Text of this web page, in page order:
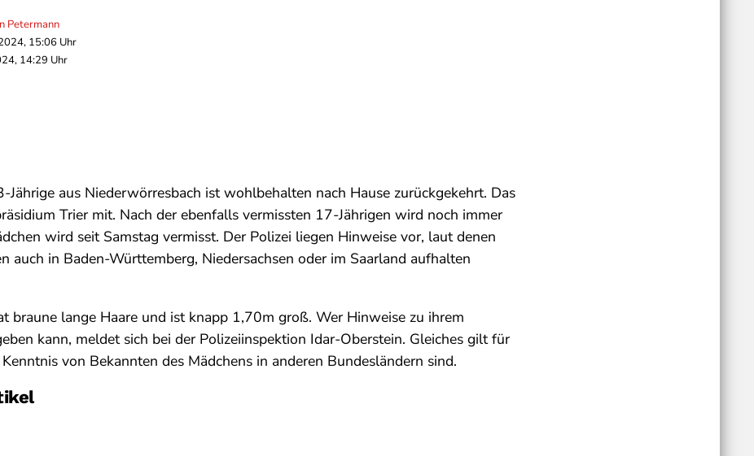
Petermann
15:06 Uhr
14:29 Uhr
Jährige aus Niederwörresbach ist wohlbehalten nach Hause zurückgekehrt. Das
Trier mit. Nach der ebenfalls vermissten 17-Jährigen wird noch immer
wird seit Samstag vermisst. Der Polizei liegen Hinweise vor, laut denen
auch in Baden-Württemberg, Niedersachsen oder im Saarland aufhalten
braune lange Haare und ist knapp 1,70m groß. Wer Hinweise zu ihrem
kann, meldet sich bei der Polizeiinspektion Idar-Oberstein. Gleiches gilt für
von Bekannten des Mädchens in anderen Bundesländern sind.